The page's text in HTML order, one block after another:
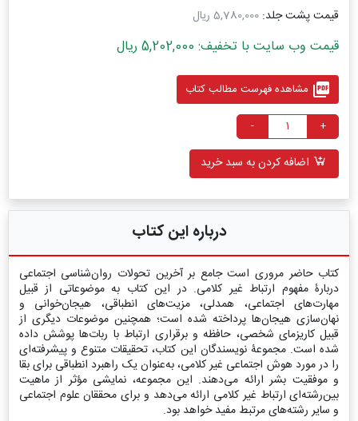
قیمت پشت جلد: 5,780,000 ریال
قیمت وب سایت با تخفیف: 5,202,000 ریال
picture_as_pdf مشاهده فهرست مطالب کتاب
+
-
اضافه کردن به سبد خرید
درباره این کتاب
کتاب حاضر مروری است جامع بر آخرین تحولات روان‌شناسی اجتماعی
دربارۀ مفهوم ارتباط غیر کلامی. در این کتاب به موضوعاتی از قبیل
مهارت‌های اجتماعی، همدلی، مزیت‌های انطباقی، هیجان‌خوانی و
نهان‌سازی هیجان‌ها پرداخته شده است؛ همچنین موضوعات دیگری از
قبیل کاریزمای شخصی، حافظه و برقراری ارتباط با ربات‌ها پوشش داده
شده است. مجموعۀ نویسندگان این کتاب، تحقیقات متنوع و پیشرفته‌ای
را در مورد هوش اجتماعی غیر کلامی، به‌عنوان یک راهبرد انطباقی برای بقا
و موفقیت بشر ارائه می‌دهند. این مجموعه، نمایشی مؤثر از ماهیت
بین‌رشته‌ای ارتباط غیر کلامی ارائه می‌دهد و برای محققان علوم اجتماعی
و سایر رشته‌های مرتبط مفید خواهد بود.